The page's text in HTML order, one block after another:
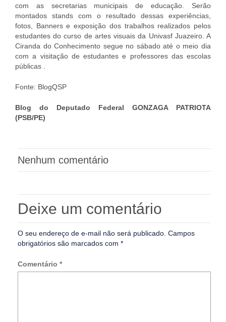
com as secretarias municipais de educação. Serão
montados stands com o resultado dessas experiências,
fotos, Banners e exposição dos trabalhos realizados pelos
estudantes do curso de artes visuais da Univasf Juazeiro. A
Ciranda do Conhecimento segue no sábado até o meio dia
com a visitação de estudantes e professores das escolas
públicas .
Fonte: BlogQSP
Blog do Deputado Federal GONZAGA PATRIOTA
(PSB/PE)
Nenhum comentário
Deixe um comentário
O seu endereço de e-mail não será publicado. Campos
obrigatórios são marcados com *
Comentário *